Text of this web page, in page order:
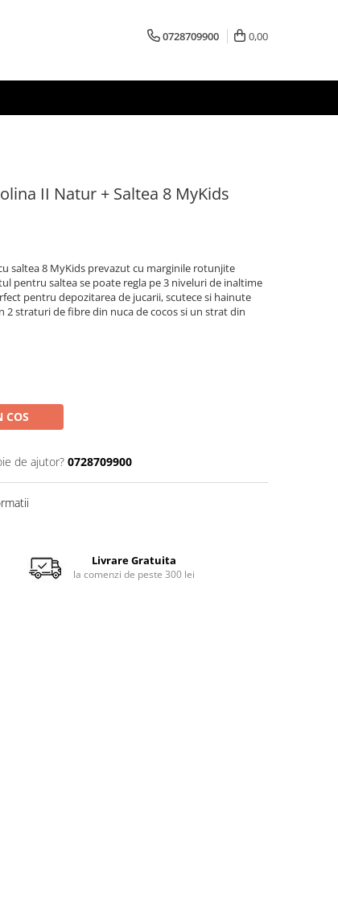
0728709900 0,00
II Natur + Saltea 8 MyKids
saltea 8 MyKids prevazut cu marginile rotunjite
pentru saltea se poate regla pe 3 niveluri de inaltime
pentru depozitarea de jucarii, scutece si hainute
2 straturi de fibre din nuca de cocos si un strat din
COS
de ajutor? 0728709900
Livrare Gratuita
la comenzi de peste 300 lei